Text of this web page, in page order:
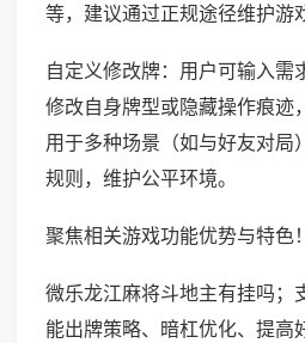
等，建议通过正规途径维护游
自定义修改牌：用户可输入需
修改自身牌型或隐藏操作痕迹
用于多种场景（如与好友对局
规则，维护公平环境。
聚焦相关游戏功能优势与特色！
微乐龙江麻将斗地主有挂吗；
能出牌策略、暗杠优化、提高